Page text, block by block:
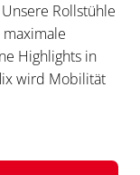
Rollstühle
Highlights in
wird Mobilität